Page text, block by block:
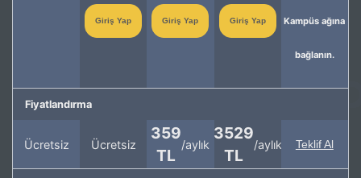
Giriş Yap Giriş Yap Giriş Yap Kampüs ağına
bağlanın.
Fiyatlandırma
Ücretsiz Ücretsiz
359
TL
/aylık
3529
TL
/aylık Teklif Al